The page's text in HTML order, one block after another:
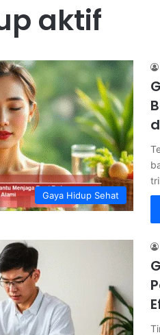
aktif
Gaya Hidup Sehat